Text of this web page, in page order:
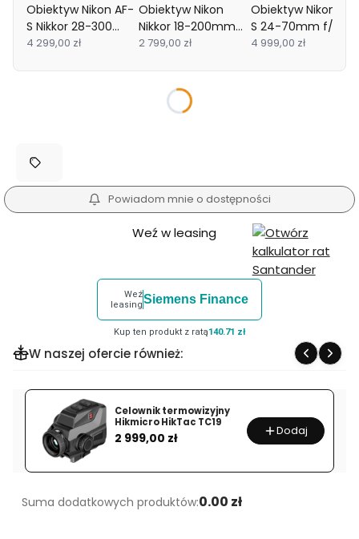
Obiektyw Nikon AF-
S Nikkor 28-300
mm f/3.5-5.6G ED
4 299,00 zł
Obiektyw Nikon
Nikkor 18-200mm
f/3.5-5.6 G IF-ED
2 799,00 zł
Obiektyw Nikon AF-
S 24-70mm f/2.8G
ED - WYPRZEDAŻ
4 999,00 zł
Poszczególne warianty mogą różnić się ceną
Powiadom mnie o dostępności
Weź w leasing
Weź
leasingSiemens Finance
Kup ten produkt z ratą140.71 zł
W naszej ofercie również:
Celownik termowizyjny
Hikmicro HikTac TC19
Cena
2 999,00 zł Dodaj
Suma dodatkowych produktów:0.00 zł